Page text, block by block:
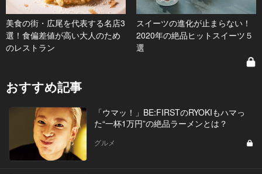
美食の街・広尾を代表する名店3
選！食偏差値が高い大人のため
のレストラン
スイーツの進化が止まらない！
2020年の絶品ヒットスイーツ５
選
おすすめ記事
「ウマッ！」BE:FIRSTのRYOKIもハマっ
た“一杯1万円”の絶品ラーメンとは？
グルメ